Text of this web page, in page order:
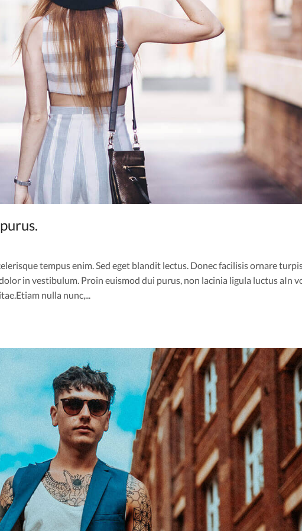
tempus enim. Sed eget blandit lectus. Donec facilisis ornare
in vestibulum. Proin euismod dui purus, non lacinia ligula luctus aIn
nulla nunc,...